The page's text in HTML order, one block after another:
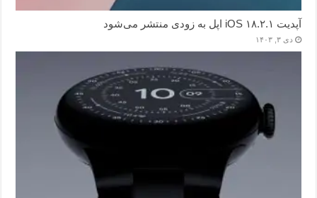
آپدیت iOS ۱۸.۲.۱ اپل به زودی منتشر می‌شود
دی ۳, ۱۴۰۳